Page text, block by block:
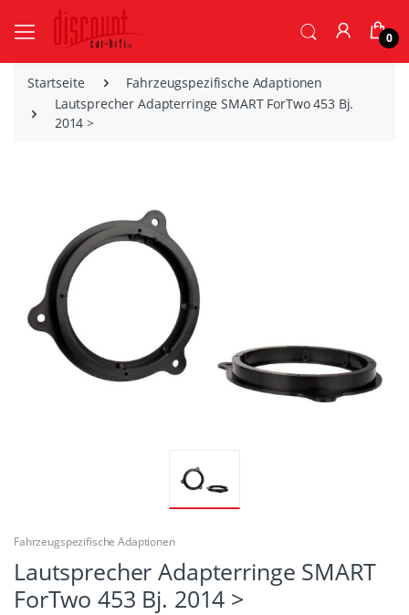
0
Startseite
Fahrzeugspezifische Adaptionen
Lautsprecher Adapterringe SMART ForTwo 453 Bj.
2014 >
Fahrzeugspezifische Adaptionen
Lautsprecher Adapterringe SMART
ForTwo 453 Bj. 2014 >